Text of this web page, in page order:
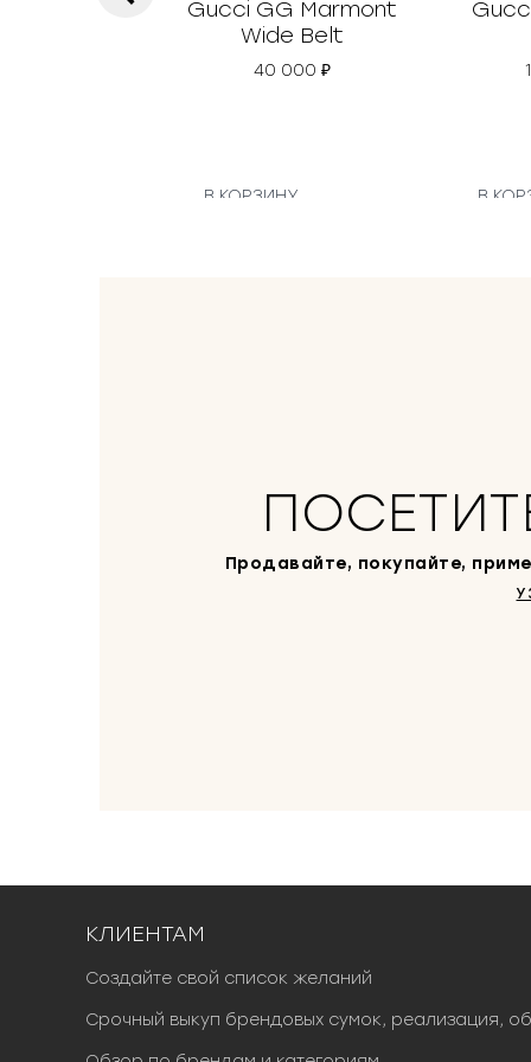
Gucci GG Marmont
Wide Belt
40 000₽
В КОРЗИНУ В
Продавайте, покупайте,
КЛИЕНТАМ
Создайте свой список желаний
Срочный выкуп брендовых сумок, реализация,